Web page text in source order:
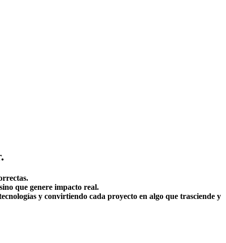
que genere impacto real.
y convirtiendo cada proyecto en algo que trasciende y